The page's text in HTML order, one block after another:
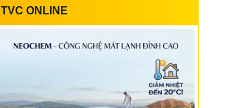
Sơn Utanano Sơn Velar
Sơn Koner
Sơn Bluezone
Sơn Starwin
TVC ONLINE